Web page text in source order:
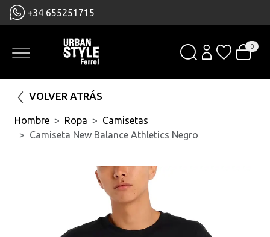
+34 655251715
0
VOLVER ATRÁS
Hombre Ropa
Camisetas
Camiseta New Balance Athletics Negro